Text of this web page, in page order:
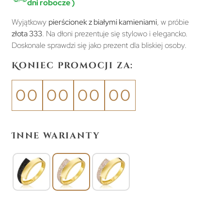
dni robocze )
Wyjątkowy pierścionek z białymi kamieniami, w próbie
złota 333. Na dłoni prezentuje się stylowo i elegancko.
Doskonale sprawdzi się jako prezent dla bliskiej osoby.
Koniec promocji za:
00 00 00 00
Inne warianty